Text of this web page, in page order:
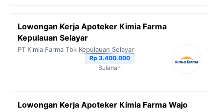
Lowongan Kerja Apoteker Kimia Farma
Kepulauan Selayar
PT Kimia Farma Tbk Kepulauan Selayar
Rp 3.400.000
Bulanan
Lowongan Kerja Apoteker Kimia Farma Wajo